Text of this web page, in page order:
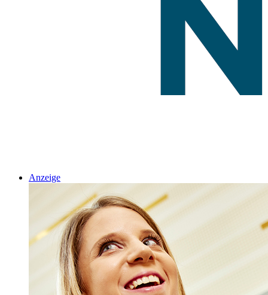
Anzeige